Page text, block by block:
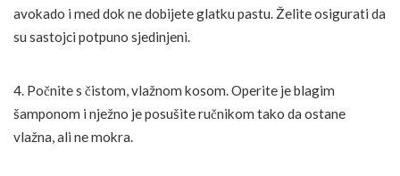
avokado i med dok ne dobijete glatku pastu. Želite osigurati da
su sastojci potpuno sjedinjeni.
4. Počnite s čistom, vlažnom kosom. Operite je blagim
šamponom i nježno je posušite ručnikom tako da ostane
vlažna, ali ne mokra.